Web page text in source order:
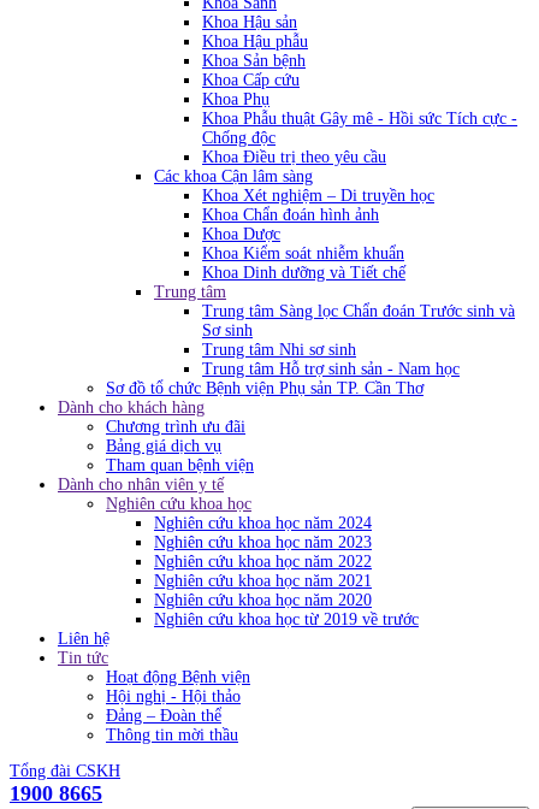
Khoa Hậu sản
Khoa Hậu phẫu
Khoa Sản bệnh
Khoa Cấp cứu
Khoa Phụ
Khoa Phẫu thuật Gây mê - Hồi sức Tích cực -
Chống độc
Khoa Điều trị theo yêu cầu
Các khoa Cận lâm sàng
Khoa Xét nghiệm – Di truyền học
Khoa Chẩn đoán hình ảnh
Khoa Dược
Khoa Kiểm soát nhiễm khuẩn
Khoa Dinh dưỡng và Tiết chế
Trung tâm
Trung tâm Sàng lọc Chẩn đoán Trước sinh và
Sơ sinh
Trung tâm Nhi sơ sinh
Trung tâm Hỗ trợ sinh sản - Nam học
Sơ đồ tổ chức Bệnh viện Phụ sản TP. Cần Thơ
Dành cho khách hàng
Chương trình ưu đãi
Bảng giá dịch vụ
Tham quan bệnh viện
Dành cho nhân viên y tế
Nghiên cứu khoa học
Nghiên cứu khoa học năm 2024
Nghiên cứu khoa học năm 2023
Nghiên cứu khoa học năm 2022
Nghiên cứu khoa học năm 2021
Nghiên cứu khoa học năm 2020
Nghiên cứu khoa học từ 2019 về trước
Liên hệ
Tin tức
Hoạt động Bệnh viện
Hội nghị - Hội thảo
Đảng – Đoàn thể
Thông tin mời thầu
Tổng đài CSKH
1900 8665